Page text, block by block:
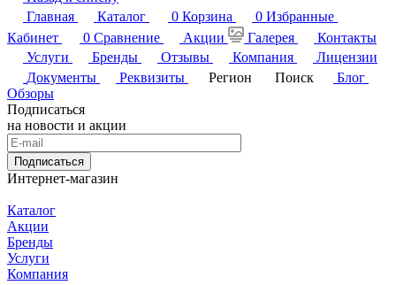
Главная
Каталог 0 Корзина 0 Избранные
Кабинет
0 Сравнение Акции Галерея
Контакты
Услуги
Бренды Отзывы Компания
Лицензии
Документы
Реквизиты Регион Поиск
Блог
Обзоры
Подписаться
на новости и акции
Подписаться
Интернет-магазин
Каталог
Акции
Бренды
Услуги
Компания